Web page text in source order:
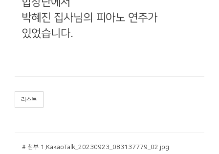
박혜진 집사님의 피아노 연주가
있었습니다.
리스트
# 첨부 1.KakaoTalk_20230923_083137779_02.jpg